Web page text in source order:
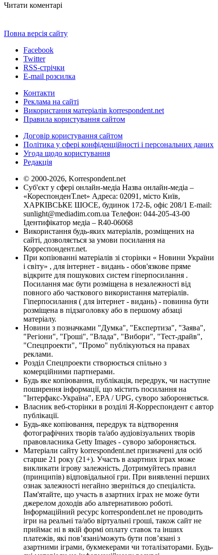
Читати коментарі
Повна версія сайту
Facebook
Twitter
RSS-стрічки
E-mail розсилка
Контакти
Реклама на сайті
Використання матеріалів korrespondent.net
Правила користування сайтом
Договір користування сайтом
Політика у сфері конфіденційності і персональних даних
Угода щодо користування
Редакція
© 2000-2026, Korrespondent.net
Суб'єкт у сфері онлайн-медіа Назва онлайн-медіа –
«КореспонденТ.net» Адреса: 02091, місто Київ,
ХАРКІВСЬКЕ ШОСЕ, будинок 172-Б, офіс 208/1 E-mail:
sunlight@mediadim.com.ua Телефон: 044-205-43-00
Ідентифікатор медіа – R40-06068
Використання будь-яких матеріалів, розміщених на
сайті, дозволяється за умови посилання на
Корреспондент.net.
При копіюванні матеріалів зі сторінки « Новини України
і світу» , для інтернет - видань - обов'язкове пряме
відкрите для пошукових систем гіперпосилання .
Посилання має бути розміщена в незалежності від
повного або часткового використання матеріалів.
Гіперпосилання ( для інтернет - видань) - повинна бути
розміщена в підзаголовку або в першому абзаці
матеріалу.
Новини з позначками "Думка", "Експертиза", "Заява",
"Регіони", "Гроші", "Влада", "Вибори", "Тест-драйв",
"Спецпроекти", "Промо" публікуються на правах
реклами.
Розділ Спецпроекти створюється спільно з
комерційними партнерами.
Будь яке копіювання, публікація, передрук, чи наступне
поширення інформації, що містить посилання на
"Інтерфакс-Україна", EPA / UPG, суворо забороняється.
Власник веб-сторінки в розділі Я-Корреспондент є автор
публікації.
Будь-яке копіювання, передрук та відтворення
фотографічних творів та/або аудіовізуальних творів
правовласника Getty Images - суворо забороняється.
Матеріали сайту korrespondent.net призначені для осіб
старше 21 року (21+). Участь в азартних іграх може
викликати ігрову залежність. Дотримуйтесь правил
(принципів) відповідальної гри. При виявленні перших
ознак залежності негайно зверніться до спеціаліста.
Пам'ятайте, що участь в азартних іграх не може бути
джерелом доходів або альтернативою роботі.
Інформаційний ресурс korrespondent.net не проводить
ігри на реальні та/або віртуальні гроші, також сайт не
приймає ні в якій формі оплату ставок та інших
платежів, які пов’язані/можуть бути пов’язані з
азартними іграми, букмекерами чи тоталізаторами. Будь-